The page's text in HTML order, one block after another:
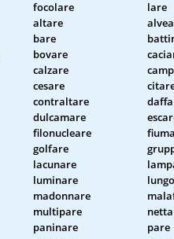
focolare
lare
altare
bare
bovare
calzare
cesare
contraltare
dulcamare
filonucleare
golfare
lacunare
luminare
madonnare
multipare
paninare
pare